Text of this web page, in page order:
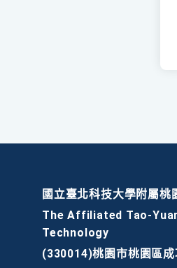
國立臺北科技大學附屬桃
The Affiliated Tao-
Technology
(330014)桃園市桃園區